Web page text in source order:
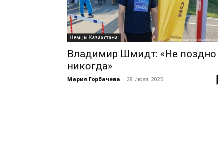
Немцы Казахстана
Владимир Шмидт: «Не поздно
никогда»
Мария Горбачева - 28 июля, 2025